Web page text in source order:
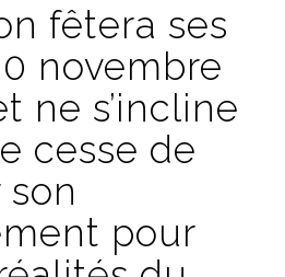
fêtera ses
novembre
ne s’incline
cesse de
pour